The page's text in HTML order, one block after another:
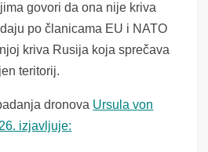
govori da ona nije kriva
po članicama EU i NATO
kriva Rusija koja sprečava
teritorij.
dronova Ursula von
izjavljuje: